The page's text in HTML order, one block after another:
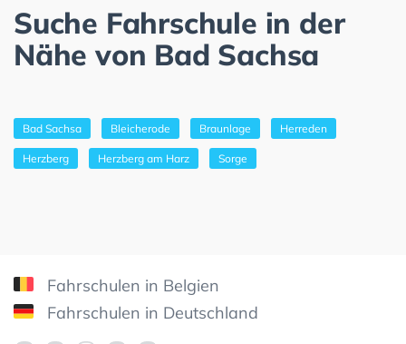
Suche Fahrschule in der
Nähe von Bad Sachsa
Bad Sachsa Bleicherode Braunlage Herreden
Herzberg Herzberg am Harz Sorge
Fahrschulen in Belgien
Fahrschulen in Deutschland